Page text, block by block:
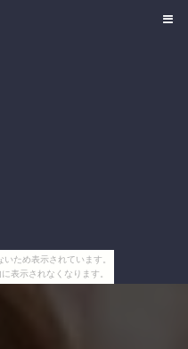
ため表示されています。
表示されなくなります。